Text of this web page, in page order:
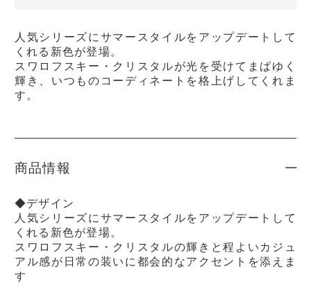
人気シリーズにサマースタイルをアップデートして
くれる新色が登場。
スワロフスキー・クリスタルが光を受けてまばゆく
輝き、いつものコーディネートを格上げしてくれま
す。
商品情報
◆デザイン
人気シリーズにサマースタイルをアップデートして
くれる新色が登場。
スワロフスキー・クリスタルの輝きと程よいカジュ
アル感が日常の装いに都会的なアクセントを添えま
す